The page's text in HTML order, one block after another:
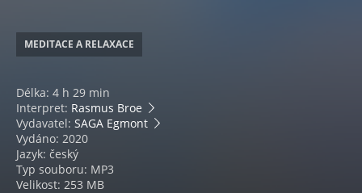
MEDITACE A RELAXACE
Délka: 4 h 29 min
Interpret: Rasmus Broe
Vydavatel: SAGA Egmont
Vydáno: 2020
Jazyk: český
Typ souboru: MP3
Velikost: 253 MB